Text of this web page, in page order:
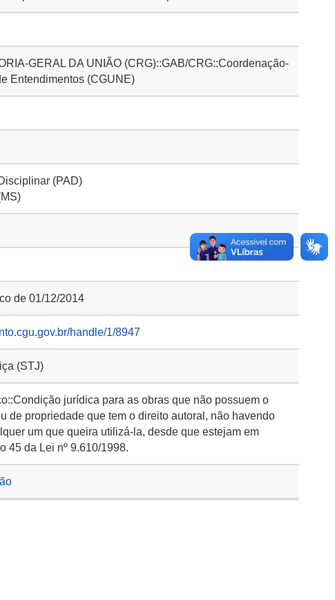
GERAL DA UNIÃO (CRG)::GAB/CRG::Coordenação-
Entendimentos (CGUNE)
(PAD)
de 01/12/2014
handle/1/8947
(STJ)
jurídica para as obras que não possuem o
de propriedade que tem o direito autoral, não havendo
um que queira utilizá-la, desde que estejam em
45 da Lei nº 9.610/1998.